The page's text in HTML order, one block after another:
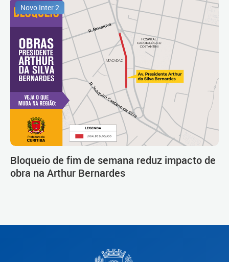
Novo Inter 2
Bloqueio de fim de semana reduz impacto de
obra na Arthur Bernardes